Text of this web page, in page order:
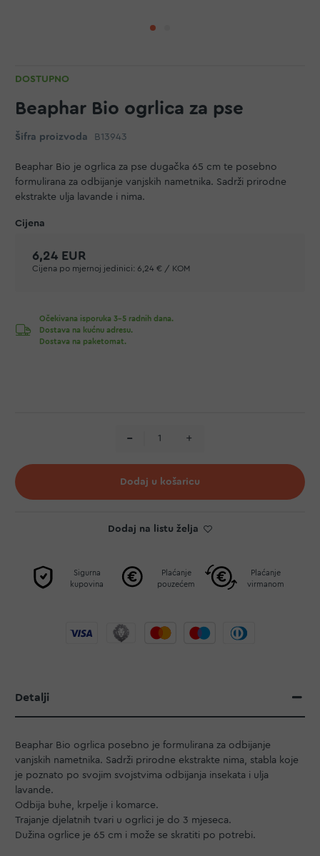
DOSTUPNO
Beaphar Bio ogrlica za pse
Šifra proizvoda B13943
Beaphar Bio je ogrlica za pse dugačka 65 cm te posebno
formulirana za odbijanje vanjskih nametnika. Sadrži prirodne
ekstrakte ulja lavande i nima.
6,24 EUR
Cijena po mjernoj jedinici: 6,24 € / KOM
Očekivana isporuka 3-5 radnih dana.
Dostava na kućnu adresu.
Dostava na paketomat.
Dodaj u košaricu
Dodaj na listu želja
Sigurna
kupovina
Plaćanje
pouzećem
Plaćanje
virmanom
Detalji
Beaphar Bio ogrlica posebno je formulirana za odbijanje
vanjskih nametnika. Sadrži prirodne ekstrakte nima, stabla koje
je poznato po svojim svojstvima odbijanja insekata i ulja
lavande.
Odbija buhe, krpelje i komarce.
Trajanje djelatnih tvari u ogrlici je do 3 mjeseca.
Dužina ogrlice je 65 cm i može se skratiti po potrebi.